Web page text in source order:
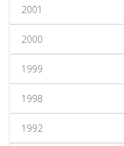
2001
2000
1999
1998
1992